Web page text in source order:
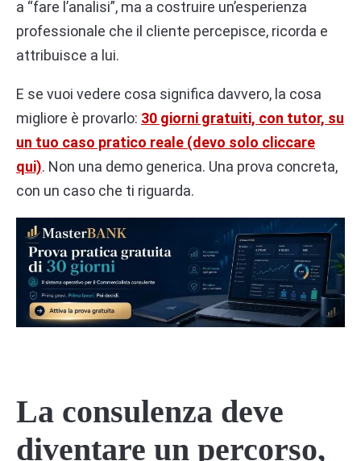
a “fare l’analisi”, ma a costruire un’esperienza
professionale che il cliente percepisce, ricorda e
attribuisce a lui.
E se vuoi vedere cosa significa davvero, la cosa
migliore è provarlo: 30 giorni gratuiti, con tutor, su
un tuo caso pratico reale (devo solo cliccare
qui). Non una demo generica. Una prova concreta,
con un caso che ti riguarda.
La consulenza deve
diventare un percorso,